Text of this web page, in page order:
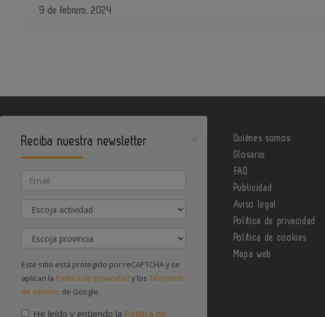
9 de febrero, 2024
Contacte con nosotros
Quiénes somos
Glosario
FAQ
Publicidad
Aviso legal
Política de privacidad
Política de cookies
Mapa web
Reciba nuestra newsletter
Email
Actividad
Provincia
Este sitio está protegido por reCAPTCHA y se
aplican la Política de privacidad y los Términos
de servicio de Google.
He leído y entiendo la Política de